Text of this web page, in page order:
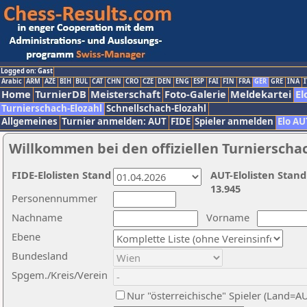
Logged on: Gast
Arabic ARM AZE BIH BUL CAT CHN CRO CZE DEN ENG ESP FAI FIN FRA GER GRE INA
Home TurnierDB Meisterschaft Foto-Galerie Meldekartei
Turnierschach-Elozahl Schnellschach-Elozahl
Allgemeines Turnier anmelden: AUT FIDE Spieler anmelden Elo
Willkommen bei den offiziellen
Nachname
Vorname
Ebene
Personennummer
Bundesland
Spgem./Kreis/Verein
Nur "österreichische" Spieler
AUT-Elolisten
13.945
FIDE-Elolisten Stand